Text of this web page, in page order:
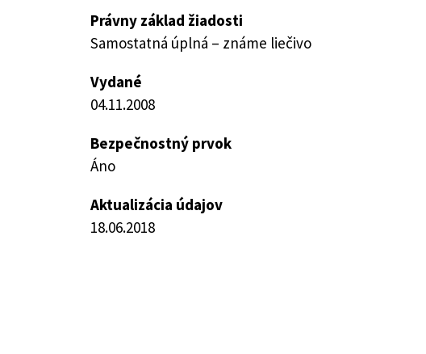
Právny základ žiadosti
Samostatná úplná – známe liečivo
Vydané
04.11.2008
Bezpečnostný prvok
Áno
Aktualizácia údajov
18.06.2018